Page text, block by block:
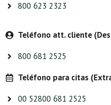
800 623 2323
Teléfono att. cliente
800 681 2525
Teléfono para citas
00 52800 681 2525